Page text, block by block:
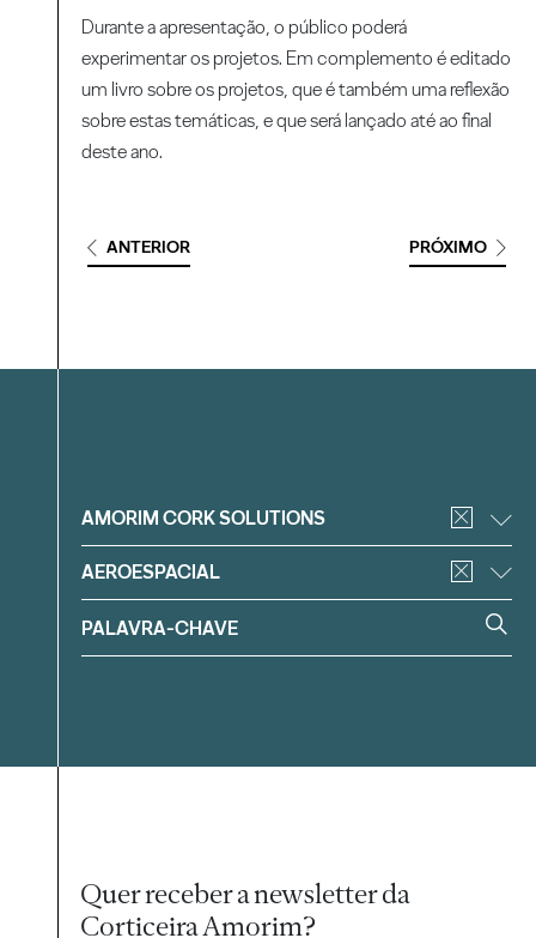
Durante a apresentação, o público poderá
experimentar os projetos. Em complemento é editado
um livro sobre os projetos, que é também uma reflexão
sobre estas temáticas, e que será lançado até ao final
deste ano.
ANTERIOR PRÓXIMO
Filtrar
AMORIM CORK SOLUTIONS
AEROESPACIAL
Quer receber a newsletter da
Corticeira Amorim?